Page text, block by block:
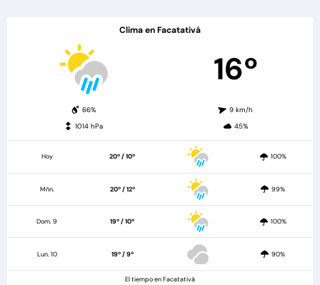
Clima en Facatativá
16º
66%
9 km/h
1014 hPa
45%
Hoy 20º / 10º 100%
Mñn. 20º / 12º 99%
Dom. 9 19º / 10º 100%
Lun. 10 19º / 9º 90%
El tiempo en Facatativá